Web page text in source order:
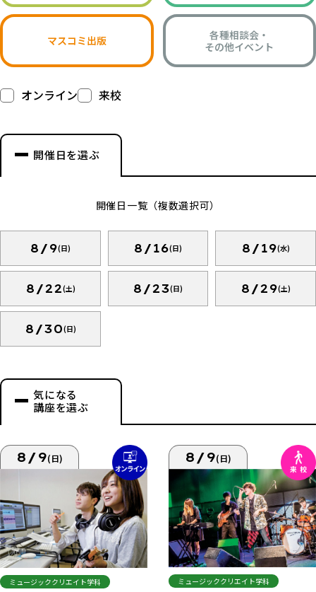
マスコミ出版
各種相談会・
その他イベント
オンライン 来校
開催日を選ぶ
開催日一覧（複数選択可）
8/9(日) 8/16(日) 8/19(水)
8/22(土) 8/23(日) 8/29(土)
8/30(日)
気になる
講座を選ぶ
8/9(日)
ミュージッククリエイト学科
8/9(日)
ミュージッククリエイト学科